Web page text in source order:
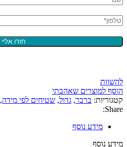
להשוות
הוסף למוצרים שאהבתי
קטגוריות: ברבר, גדול, שטיחים לפי מידה,
Share:
מידע נוסף
מידע נוסף